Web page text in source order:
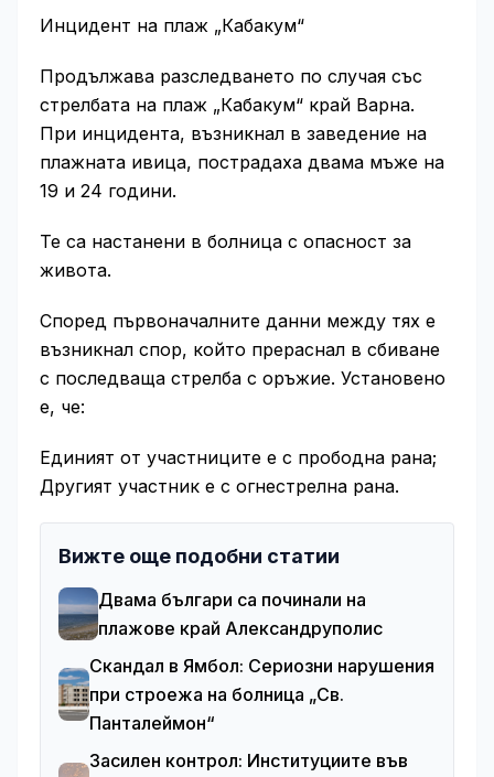
Инцидент на плаж „Кабакум“
Продължава разследването по случая със
стрелбата на плаж „Кабакум“ край Варна.
При инцидента, възникнал в заведение на
плажната ивица, пострадаха двама мъже на
19 и 24 години.
Те са настанени в болница с опасност за
живота.
Според първоначалните данни между тях е
възникнал спор, който прераснал в сбиване
с последваща стрелба с оръжие. Установено
е, че:
Единият от участниците е с прободна рана;
Другият участник е с огнестрелна рана.
Вижте още подобни статии
Двама българи са починали на
плажове край Александруполис
Скандал в Ямбол: Сериозни нарушения
при строежа на болница „Св.
Панталеймон“
Засилен контрол: Институциите във